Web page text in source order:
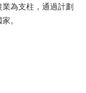
為支柱，通過計劃
。